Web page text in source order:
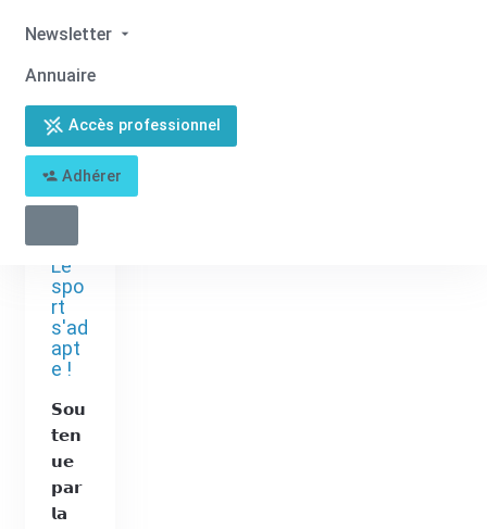
Newsletter
Annuaire
Accès professionnel
Adhérer
Le
spo
rt
s'ad
apt
e !
𝗦𝗼𝘂
𝘁𝗲𝗻
𝘂𝗲
𝗽𝗮𝗿
𝗹𝗮